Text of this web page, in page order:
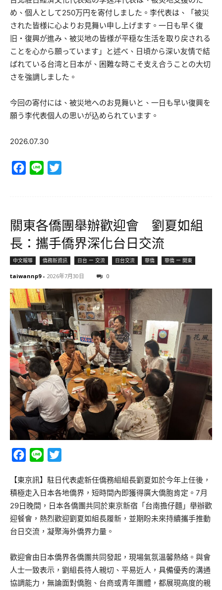
め、個人として250万円を寄付しました。李代表は、「被災
された皆様に心よりお見舞い申し上げます。一日も早く復
旧・復興が進み、被災地の皆様が平穏な生活を取り戻される
ことを心から願っています」と述べ、日頃から深い友情で結
ばれている台湾と日本が、困難な時こそ支え合うことの大切
さを強調しました。
今回の寄付には、被災地へのお見舞いと、一日も早い復興を
願う李代表個人の思いが込められています。
2026.07.30
Facebook
Line
關東各僑團舉辦歡迎會 劉夏如組
長：攜手僑界深化台日交流
中文報導 僑務新資訊 日台 ー 交流 日台交流 華僑 華僑 ー 関東
taiwannp9 - 2026年7月30日 0
Facebook
Line
【東京訊】駐日代表處新任僑務組組長劉夏如於今年上任後，
積極走入日本各地僑界，短時間內即獲得廣大僑胞肯定。7月
29日晚間，日本各僑團共同於東京新宿「台南擔仔麵」舉辦歡
迎餐會，熱烈歡迎劉夏如組長履新，並期盼未來持續攜手推動
台日交流，凝聚海外僑界力量。
歡迎會由日本僑界各僑團共同發起，現場氣氛溫馨熱絡。與會
人士一致表示，劉組長待人親切、平易近人，具備優秀的溝通
協調能力，無論面對僑胞、台商或青年團體，都展現高度的親